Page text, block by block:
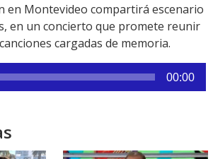
en Montevideo compartirá escenario
en un concierto que promete reunir
cargadas de memoria.
00:00